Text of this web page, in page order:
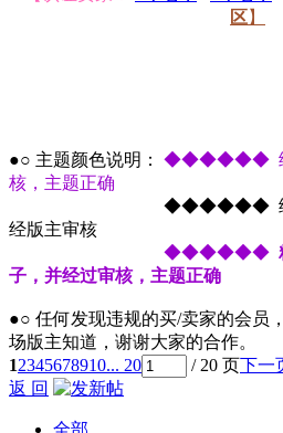
区】
●○ 主题颜色说明：
◆◆◆◆◆◆ 细
核，主题正确
◆◆◆◆◆◆ 细
经版主审核
◆◆◆◆◆◆
子，并经过审核，主题正确
●○ 任何发现违规的买/卖家的会员
场版主知道，谢谢大家的合作。
12345678910... 20 / 20 页下一
返 回
全部